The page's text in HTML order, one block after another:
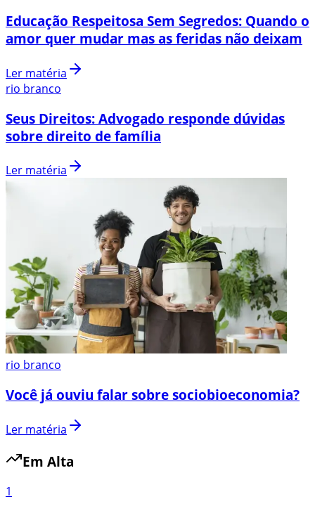
Educação Respeitosa Sem Segredos: Quando o
amor quer mudar mas as feridas não deixam
Ler matéria
rio branco
Seus Direitos: Advogado responde dúvidas
sobre direito de família
Ler matéria
rio branco
Você já ouviu falar sobre sociobioeconomia?
Ler matéria
Em Alta
1